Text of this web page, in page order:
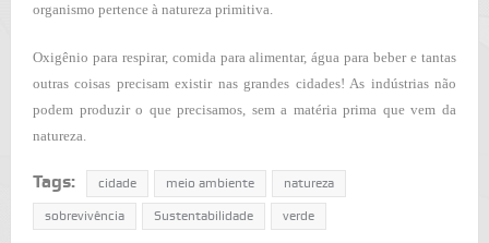
organismo pertence à natureza primitiva.
Oxigênio para respirar, comida para alimentar, água para beber e tantas
outras coisas precisam existir nas grandes cidades! As indústrias não
podem produzir o que precisamos, sem a matéria prima que vem da
natureza.
Tags: cidade meio ambiente natureza
sobrevivência Sustentabilidade verde